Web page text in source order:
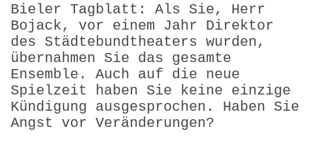
Bieler Tagblatt: Als Sie, Herr
Bojack, vor einem Jahr Direktor
des Städtebundtheaters wurden,
übernahmen Sie das gesamte
Ensemble. Auch auf die neue
Spielzeit haben Sie keine einzige
Kündigung ausgesprochen. Haben Sie
Angst vor Veränderungen?